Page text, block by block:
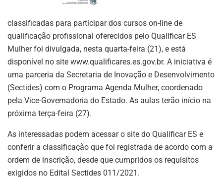
classificadas para participar dos cursos on-line de
qualificação profissional oferecidos pelo Qualificar ES
Mulher foi divulgada, nesta quarta-feira (21), e está
disponível no site www.qualificares.es.gov.br. A iniciativa é
uma parceria da Secretaria de Inovação e Desenvolvimento
(Sectides) com o Programa Agenda Mulher, coordenado
pela Vice-Governadoria do Estado. As aulas terão início na
próxima terça-feira (27).
As interessadas podem acessar o site do Qualificar ES e
conferir a classificação que foi registrada de acordo com a
ordem de inscrição, desde que cumpridos os requisitos
exigidos no Edital Sectides 011/2021.